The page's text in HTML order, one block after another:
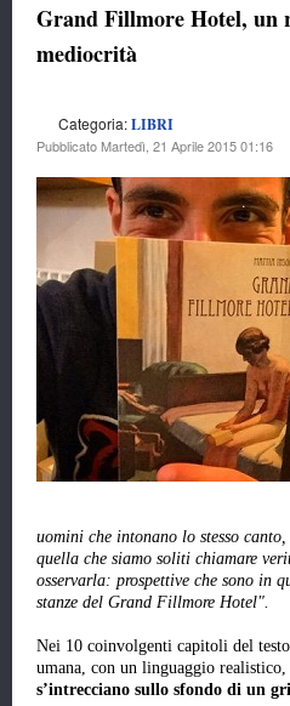
Grand Fillmore Hotel, un
mediocrità
Categoria:LIBRI
Pubblicato Martedì, 21 Aprile 2015 01:16
uomini che intonano lo stesso
quella che siamo soliti chiamare
osservarla: prospettive che sono in
stanze del Grand Fillmore Hotel".
Nei 10 coinvolgenti capitoli del
umana, con un linguaggio
s’intrecciano sullo sfondo di un